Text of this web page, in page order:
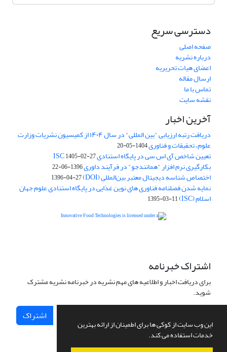
این وب سایت از کوکی ها برای اطمینان از ارائه بهترین
خدمات استفاده می کند.
دسترسی سریع
صفحه اصلی
درباره نشریه
اعضای هیات تحریریه
ارسال مقاله
تماس با ما
نقشه سایت
آخرین اخبار
دریافت رتبه ارزیابی "بین المللی" در سال ۱۴۰۴ از کمیسیون نشریات وزارت
علوم، تحقیقات و فناوری1404-05-20
تعیین شاخص آی اس سی در پایگاه استنادی ISC1405-02-27
بکارگیری نرم افزار "همانندجو" در فرآیند داوری1396-06-22
اختصاص شناسه دیجیتال معتبر بین‌المللی (DOI) 1396-04-27
نمایه شدن فصلنامه فناوری های نوین غذایی در پایگاه استنادی علوم جهان
اسلام (ISC) 1395-03-11
اشتراک خبرنامه
برای دریافت اخبار و اطلاعیه های مهم نشریه در خبرنامه نشریه مشترک
شوید.
اشتراک